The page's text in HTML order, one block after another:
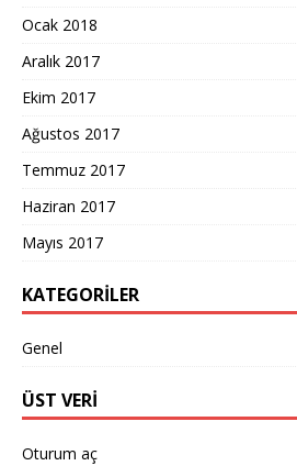
Ocak 2018
Aralık 2017
Ekim 2017
Ağustos 2017
Temmuz 2017
Haziran 2017
Mayıs 2017
KATEGORILER
Genel
ÜST VERI
Oturum aç